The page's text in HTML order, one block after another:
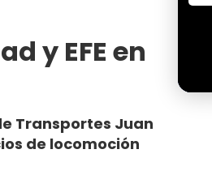
y EFE en
Transportes Juan
de locomoción